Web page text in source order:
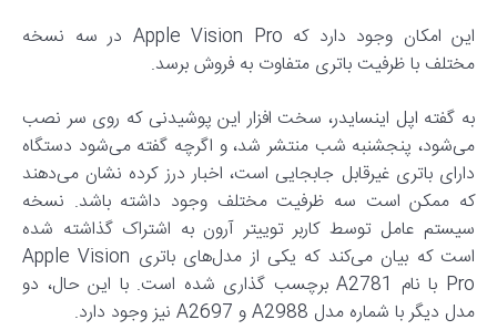
این امکان وجود دارد که Apple Vision Pro در سه نسخه
مختلف با ظرفیت باتری متفاوت به فروش برسد.
به گفته اپل اینسایدر، سخت‌ افزار این پوشیدنی که روی سر نصب
می‌شود، پنجشنبه شب منتشر شد، و اگرچه گفته می‌شود دستگاه
دارای باتری غیرقابل جابجایی است، اخبار درز کرده نشان می‌دهند
که ممکن است سه ظرفیت مختلف وجود داشته باشد. نسخه
سیستم عامل توسط کاربر توییتر آرون به اشتراک گذاشته شده
است که بیان می‌کند که یکی از مدل‌های باتری Apple Vision
Pro با نام A2781 برچسب گذاری شده است. با این حال، دو
مدل دیگر با شماره مدل A2988 و A2697 نیز وجود دارد.